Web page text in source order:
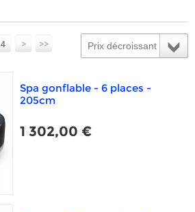
Prix décroissant
4 > >>
Spa gonflable - 6 places -
205cm
1 302,00 €